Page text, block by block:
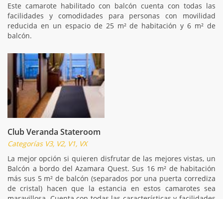
Este camarote habilitado con balcón cuenta con todas las
facilidades y comodidades para personas con movilidad
reducida en un espacio de 25 m² de habitación y 6 m² de
balcón.
Club Veranda Stateroom
Categorías V3, V2, V1, VX
La mejor opción si quieren disfrutar de las mejores vistas, un
Balcón a bordo del Azamara Quest. Sus 16 m² de habitación
más sus 5 m² de balcón (separados por una puerta corrediza
de cristal) hacen que la estancia en estos camarotes sea